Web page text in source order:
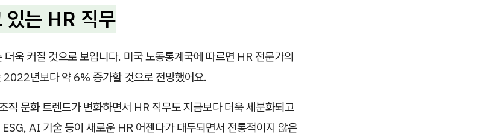
있는 HR 직무
욱 커질 것으로 보입니다. 미국 노동통계국에 따르면 HR 전문가의
년보다 약 6% 증가할 것으로 전망했어요.
직 문화 트렌드가 변화하면서 HR 직무도 지금보다 더욱 세분화되고
AI 기술 등이 새로운 HR 어젠다가 대두되면서 전통적이지 않은